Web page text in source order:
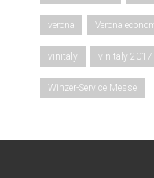
verona Verona
vinitaly vinitaly 2017
Winzer-Service Messe